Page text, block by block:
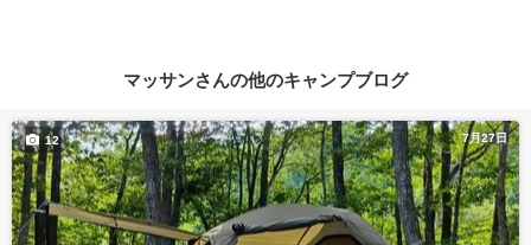
マッサンさんの他のキャンプブログ
7月27日
12